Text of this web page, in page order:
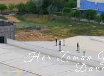
Her Zaman